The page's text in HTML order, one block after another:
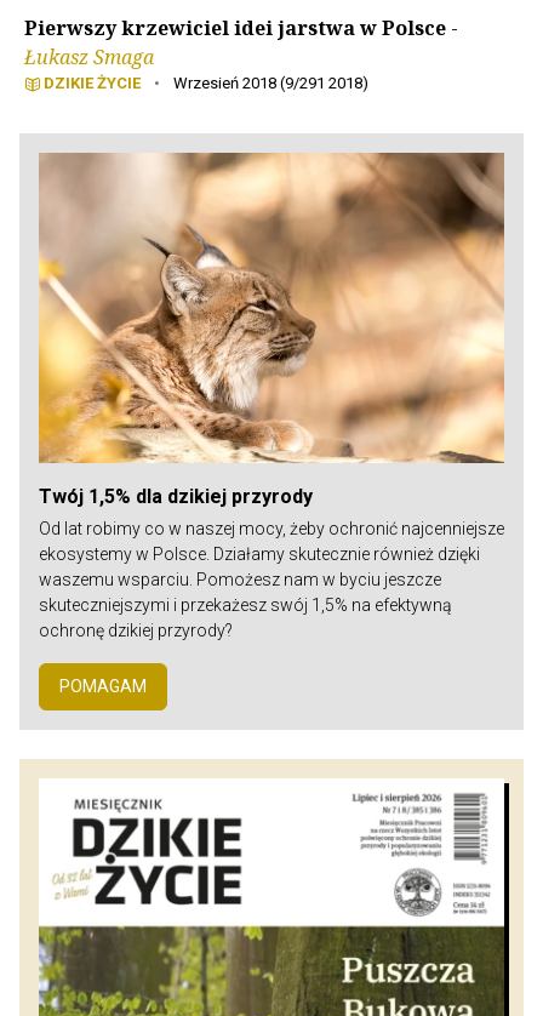
Pierwszy krzewiciel idei jarstwa w Polsce -
Łukasz Smaga
DZIKIE ŻYCIE • Wrzesień 2018 (9/291 2018)
Twój 1,5% dla dzikiej przyrody
Od lat robimy co w naszej mocy, żeby ochronić najcenniejsze
ekosystemy w Polsce. Działamy skutecznie również dzięki
waszemu wsparciu. Pomożesz nam w byciu jeszcze
skuteczniejszymi i przekażesz swój 1,5% na efektywną
ochronę dzikiej przyrody?
POMAGAM